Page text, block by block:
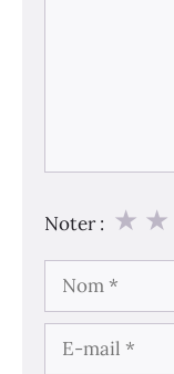
Noter : ★
★
mail